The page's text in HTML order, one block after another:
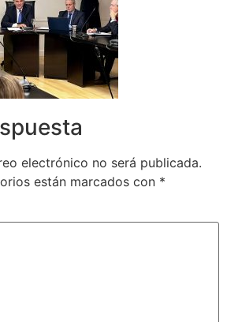
electrónico no será publicada.
están marcados con *